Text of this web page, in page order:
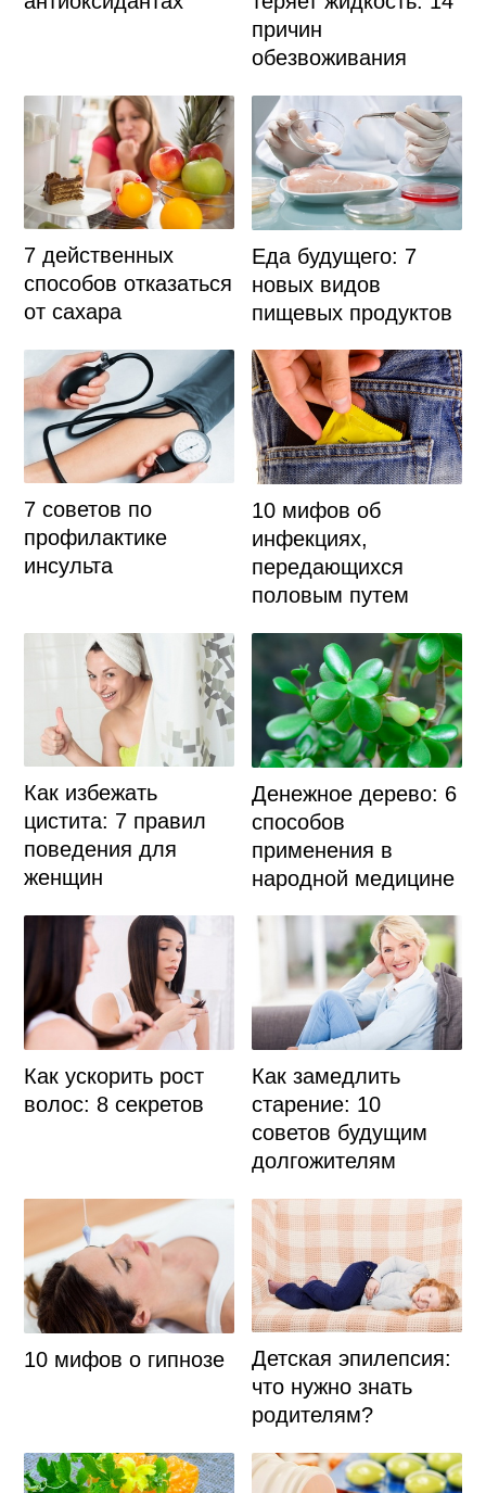
причин
обезвоживания
7 действенных
способов отказаться
от сахара
Еда будущего: 7
новых видов
пищевых продуктов
7 советов по
профилактике
инсульта
10 мифов об
инфекциях,
передающихся
половым путем
Как избежать
цистита: 7 правил
поведения для
женщин
Денежное дерево: 6
способов
применения в
народной медицине
Как ускорить рост
волос: 8 секретов
Как замедлить
старение: 10
советов будущим
долгожителям
10 мифов о гипнозе
Детская эпилепсия:
что нужно знать
родителям?